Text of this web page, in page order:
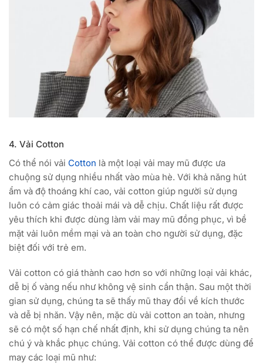
4. Vải Cotton
Có thể nói vải Cotton là một loại vải may mũ được ưa
chuộng sử dụng nhiều nhất vào mùa hè. Với khả năng hút
ẩm và độ thoáng khí cao, vải cotton giúp người sử dụng
luôn có cảm giác thoải mái và dễ chịu. Chất liệu rất được
yêu thích khi được dùng làm vải may mũ đồng phục, vì bề
mặt vải luôn mềm mại và an toàn cho người sử dụng, đặc
biệt đối với trẻ em.
Vải cotton có giá thành cao hơn so với những loại vải khác,
dễ bị ố vàng nếu như không vệ sinh cẩn thận. Sau một thời
gian sử dụng, chúng ta sẽ thấy mũ thay đổi về kích thước
và dễ bị nhăn. Vậy nên, mặc dù vải cotton an toàn, nhưng
sẽ có một số hạn chế nhất định, khi sử dụng chúng ta nên
chú ý và khắc phục chúng. Vải cotton có thể được dùng để
may các loại mũ như: